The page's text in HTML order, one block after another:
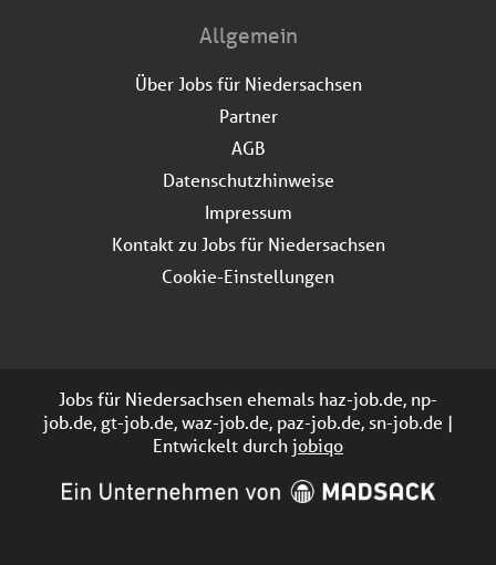
Allgemein
Über Jobs für Niedersachsen
Partner
AGB
Datenschutzhinweise
Impressum
Kontakt zu Jobs für Niedersachsen
Cookie-Einstellungen
Jobs für Niedersachsen ehemals haz-job.de, np-
job.de, gt-job.de, waz-job.de, paz-job.de, sn-job.de |
Entwickelt durchjobiqo